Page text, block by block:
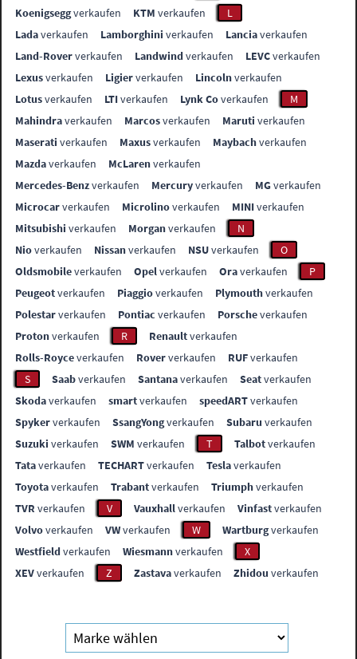
Koenigseggverkaufen KTM verkaufen
L
Ladaverkaufen Lamborghini verkaufen Lanciaverkaufen
Land-Roververkaufen Landwindverkaufen LEVCverkaufen
Lexusverkaufen Ligierverkaufen Lincolnverkaufen
Lotusverkaufen LTIverkaufen Lynk Coverkaufen
M
Mahindraverkaufen Marcosverkaufen Maruti verkaufen
Maserati verkaufen Maxusverkaufen Maybachverkaufen
Mazdaverkaufen McLarenverkaufen
Mercedes-Benzverkaufen Mercuryverkaufen MGverkaufen
Microcarverkaufen Microlinoverkaufen MINIverkaufen
Mitsubishi verkaufen Morganverkaufen
N
Nioverkaufen Nissanverkaufen NSUverkaufen
O
Oldsmobileverkaufen Opelverkaufen Oraverkaufen
P
Peugeotverkaufen Piaggioverkaufen Plymouthverkaufen
Polestarverkaufen Pontiac verkaufen Porscheverkaufen
Protonverkaufen R Renaultverkaufen
Rolls-Royceverkaufen Roververkaufen RUFverkaufen
S
Saabverkaufen Santanaverkaufen Seatverkaufen
Skodaverkaufen smartverkaufen speedARTverkaufen
Spykerverkaufen SsangYongverkaufen Subaru verkaufen
Suzuki verkaufen SWM verkaufen T Talbotverkaufen
Tataverkaufen TECHARTverkaufen Teslaverkaufen
Toyotaverkaufen Trabantverkaufen Triumphverkaufen
TVR verkaufen V Vauxhallverkaufen Vinfastverkaufen
Volvoverkaufen VWverkaufen W Wartburgverkaufen
Westfieldverkaufen Wiesmannverkaufen
X
XEVverkaufen Z Zastavaverkaufen Zhidou verkaufen